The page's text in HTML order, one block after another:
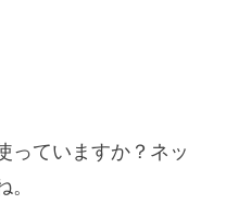
っていますか？ネッ